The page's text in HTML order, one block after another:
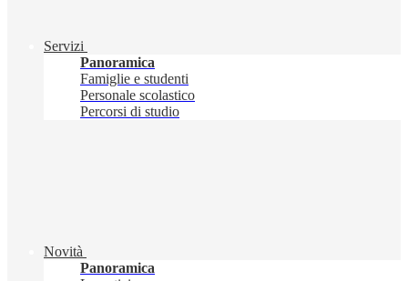
Servizi
Panoramica
Famiglie e studenti
Personale scolastico
Percorsi di studio
Novità
Panoramica